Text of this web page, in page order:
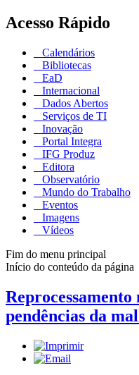
Acesso Rápido
Calendários
Bibliotecas
EaD
Internacional
Dados Abertos
Serviços de TI
Inovação
Portal Integra
IFG Produz
Editora
Observatório
Mundo do Trabalho
Eventos
Imagens
Vídeos
Fim do menu principal
Início do conteúdo da página
pendências da